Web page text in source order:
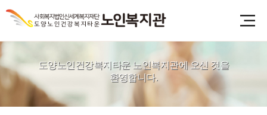
도양노인건강복지타운 노인복지관에 오신 것을
환영합니다.